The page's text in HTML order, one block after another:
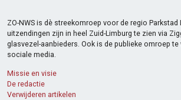
ZO-NWS is dè streekomroep voor de regio Parkstad
uitzendingen zijn in heel Zuid-Limburg te zien via
glasvezel-aanbieders. Ook is de publieke omroep te
sociale media.
Missie en visie
De redactie
Verwijderen artikelen